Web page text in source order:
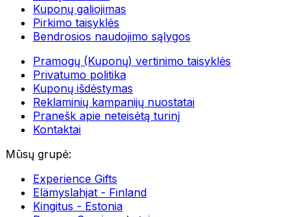
Kuponų galiojimas
Pirkimo taisyklės
Bendrosios naudojimo sąlygos
Pramogų (Kuponų) vertinimo taisyklės
Privatumo politika
Kuponų išdėstymas
Reklaminių kampanijų nuostatai
Pranešk apie neteisėtą turinį
Kontaktai
Mūsų grupė:
Experience Gifts
Elämyslahjat - Finland
Kingitus - Estonia